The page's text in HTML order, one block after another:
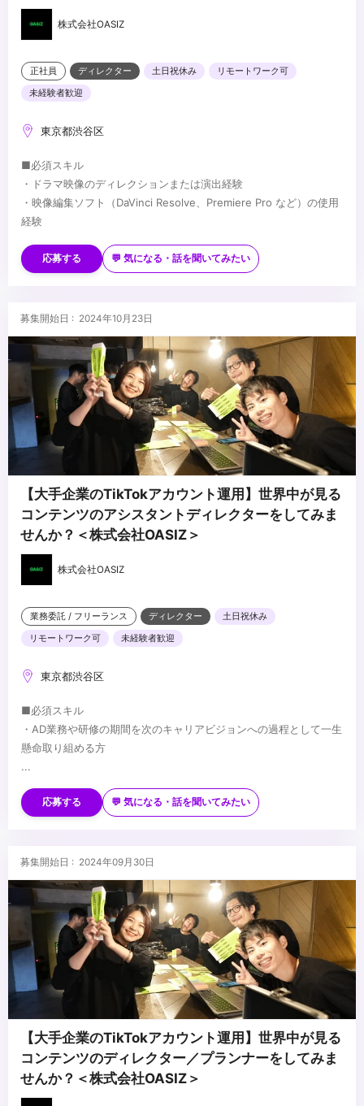
株式会社OASIZ
正社員 ディレクター 土日祝休み
リモートワーク可
未経験者歓迎
東京都渋谷区
■必須スキル
・ドラマ映像のディレクションまたは演出経験
・映像編集ソフト（DaVinci Resolve、Premiere Pro など）の使用
経験
・縦型ショートドラマの制作経験
・SNSコンテンツの企画・制作経験
・映像制作スタッフのアサイン経験
・役者経験
...
応募する 💬 気になる・話を聞いてみたい
募集開始日 : 2024年10月23日
【大手企業のTikTokアカウント運用】世界中が見る
コンテンツのアシスタントディレクターをしてみま
せんか？＜株式会社OASIZ＞
株式会社OASIZ
業務委託 / フリーランス ディレクター
土日祝休み
リモートワーク可
未経験者歓迎
東京都渋谷区
■必須スキル
・AD業務や研修の期間を次のキャリアビジョンへの過程として一生
懸命取り組める方
...
応募する 💬 気になる・話を聞いてみたい
募集開始日 : 2024年09月30日
【大手企業のTikTokアカウント運用】世界中が見る
コンテンツのディレクター／プランナーをしてみま
せんか？＜株式会社OASIZ＞